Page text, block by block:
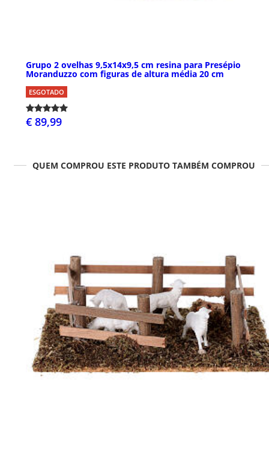
Grupo 2 ovelhas 9,5x14x9,5 cm resina para Presépio
Moranduzzo com figuras de altura média 20 cm
ESGOTADO
€ 89,99
QUEM COMPROU ESTE PRODUTO TAMBÉM COMPROU